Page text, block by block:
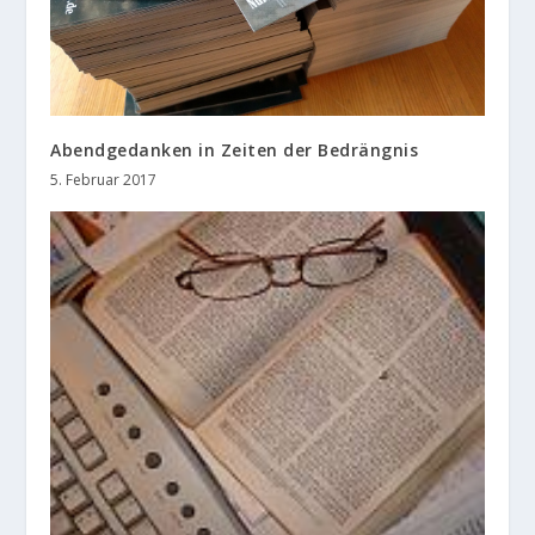
Abendgedanken in Zeiten der Bedrängnis
5. Februar 2017